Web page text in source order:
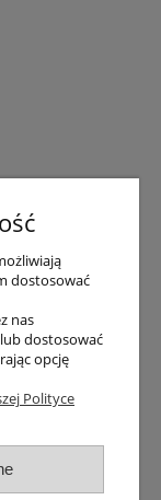
dostosować
nas
dostosować
opcję
Polityce